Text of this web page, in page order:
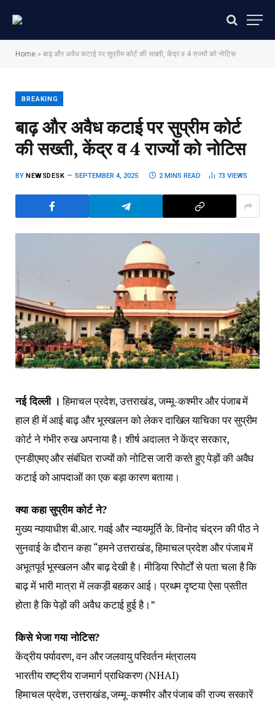
Home » बाढ़ और अवैध कटाई पर सुप्रीम कोर्ट की सख्ती, केंद्र व 4 राज्यों को नोटिस
BREAKING
बाढ़ और अवैध कटाई पर सुप्रीम कोर्ट
की सख्ती, केंद्र व 4 राज्यों को नोटिस
BY NEWSDESK SEPTEMBER 4, 2025 2 MINS READ 73VIEWS
नई दिल्ली । हिमाचल प्रदेश, उत्तराखंड, जम्मू-कश्मीर और पंजाब में
हाल ही में आई बाढ़ और भूस्खलन को लेकर दाखिल याचिका पर सुप्रीम
कोर्ट ने गंभीर रुख अपनाया है। शीर्ष अदालत ने केंद्र सरकार,
एनडीएमए और संबंधित राज्यों को नोटिस जारी करते हुए पेड़ों की अवैध
कटाई को आपदाओं का एक बड़ा कारण बताया।
क्या कहा सुप्रीम कोर्ट ने?
मुख्य न्यायाधीश बी.आर. गवई और न्यायमूर्ति के. विनोद चंद्रन की पीठ ने
सुनवाई के दौरान कहा “हमने उत्तराखंड, हिमाचल प्रदेश और पंजाब में
अभूतपूर्व भूस्खलन और बाढ़ देखी है। मीडिया रिपोर्टों से पता चला है कि
बाढ़ में भारी मात्रा में लकड़ी बहकर आई। प्रथम दृष्टया ऐसा प्रतीत
होता है कि पेड़ों की अवैध कटाई हुई है।”
किसे भेजा गया नोटिस?
केंद्रीय पर्यावरण, वन और जलवायु परिवर्तन मंत्रालय
भारतीय राष्ट्रीय राजमार्ग प्राधिकरण (NHAI)
हिमाचल प्रदेश, उत्तराखंड, जम्मू-कश्मीर और पंजाब की राज्य सरकारें